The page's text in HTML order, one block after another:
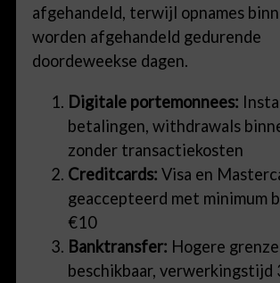
afgehandeld, terwijl opnames
worden afgehandeld gedurende
doordeweekse dagen.
Digitale portemonnees:
betalingen, withdrawals
zonder transactiekosten
Creditcards: Visa en
geaccepteerd met minimum
€10
Banktransfer: Hogere
beschikbaar, verwerkingstijd